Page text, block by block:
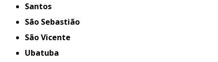
Santos
São Sebastião
São Vicente
Ubatuba